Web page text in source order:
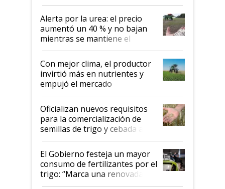
Alerta por la urea: el precio
aumentó un 40 % y no bajan
mientras se mantiene el
conflicto en Medio Oriente
Con mejor clima, el productor
invirtió más en nutrientes y
empujó el mercado
Oficializan nuevos requisitos
para la comercialización de
semillas de trigo y cebada a
granel
El Gobierno festeja un mayor
consumo de fertilizantes por el
trigo: “Marca una renovada
confianza de los productores”